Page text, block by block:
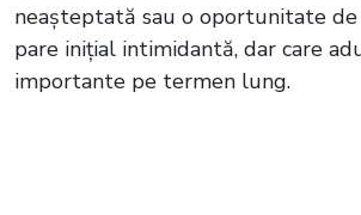
neașteptată sau o oportunitate de
pare inițial intimidantă, dar care
importante pe termen lung.